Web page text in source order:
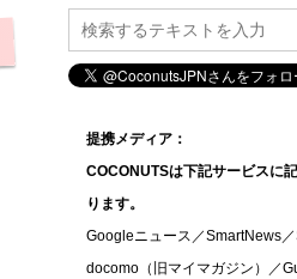
提携メディア：
COCONUTSは下記サービスに
ります。
Googleニュース／SmartNews
docomo（旧マイマガジン）／